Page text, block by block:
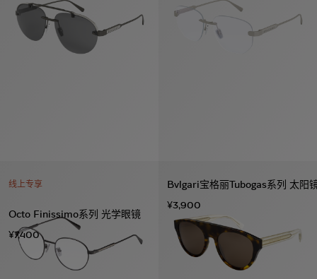
线上专享
Octo Finissimo系列 光学眼镜
¥7,400
Bvlgari宝格丽Tubogas系列 太阳
¥3,900